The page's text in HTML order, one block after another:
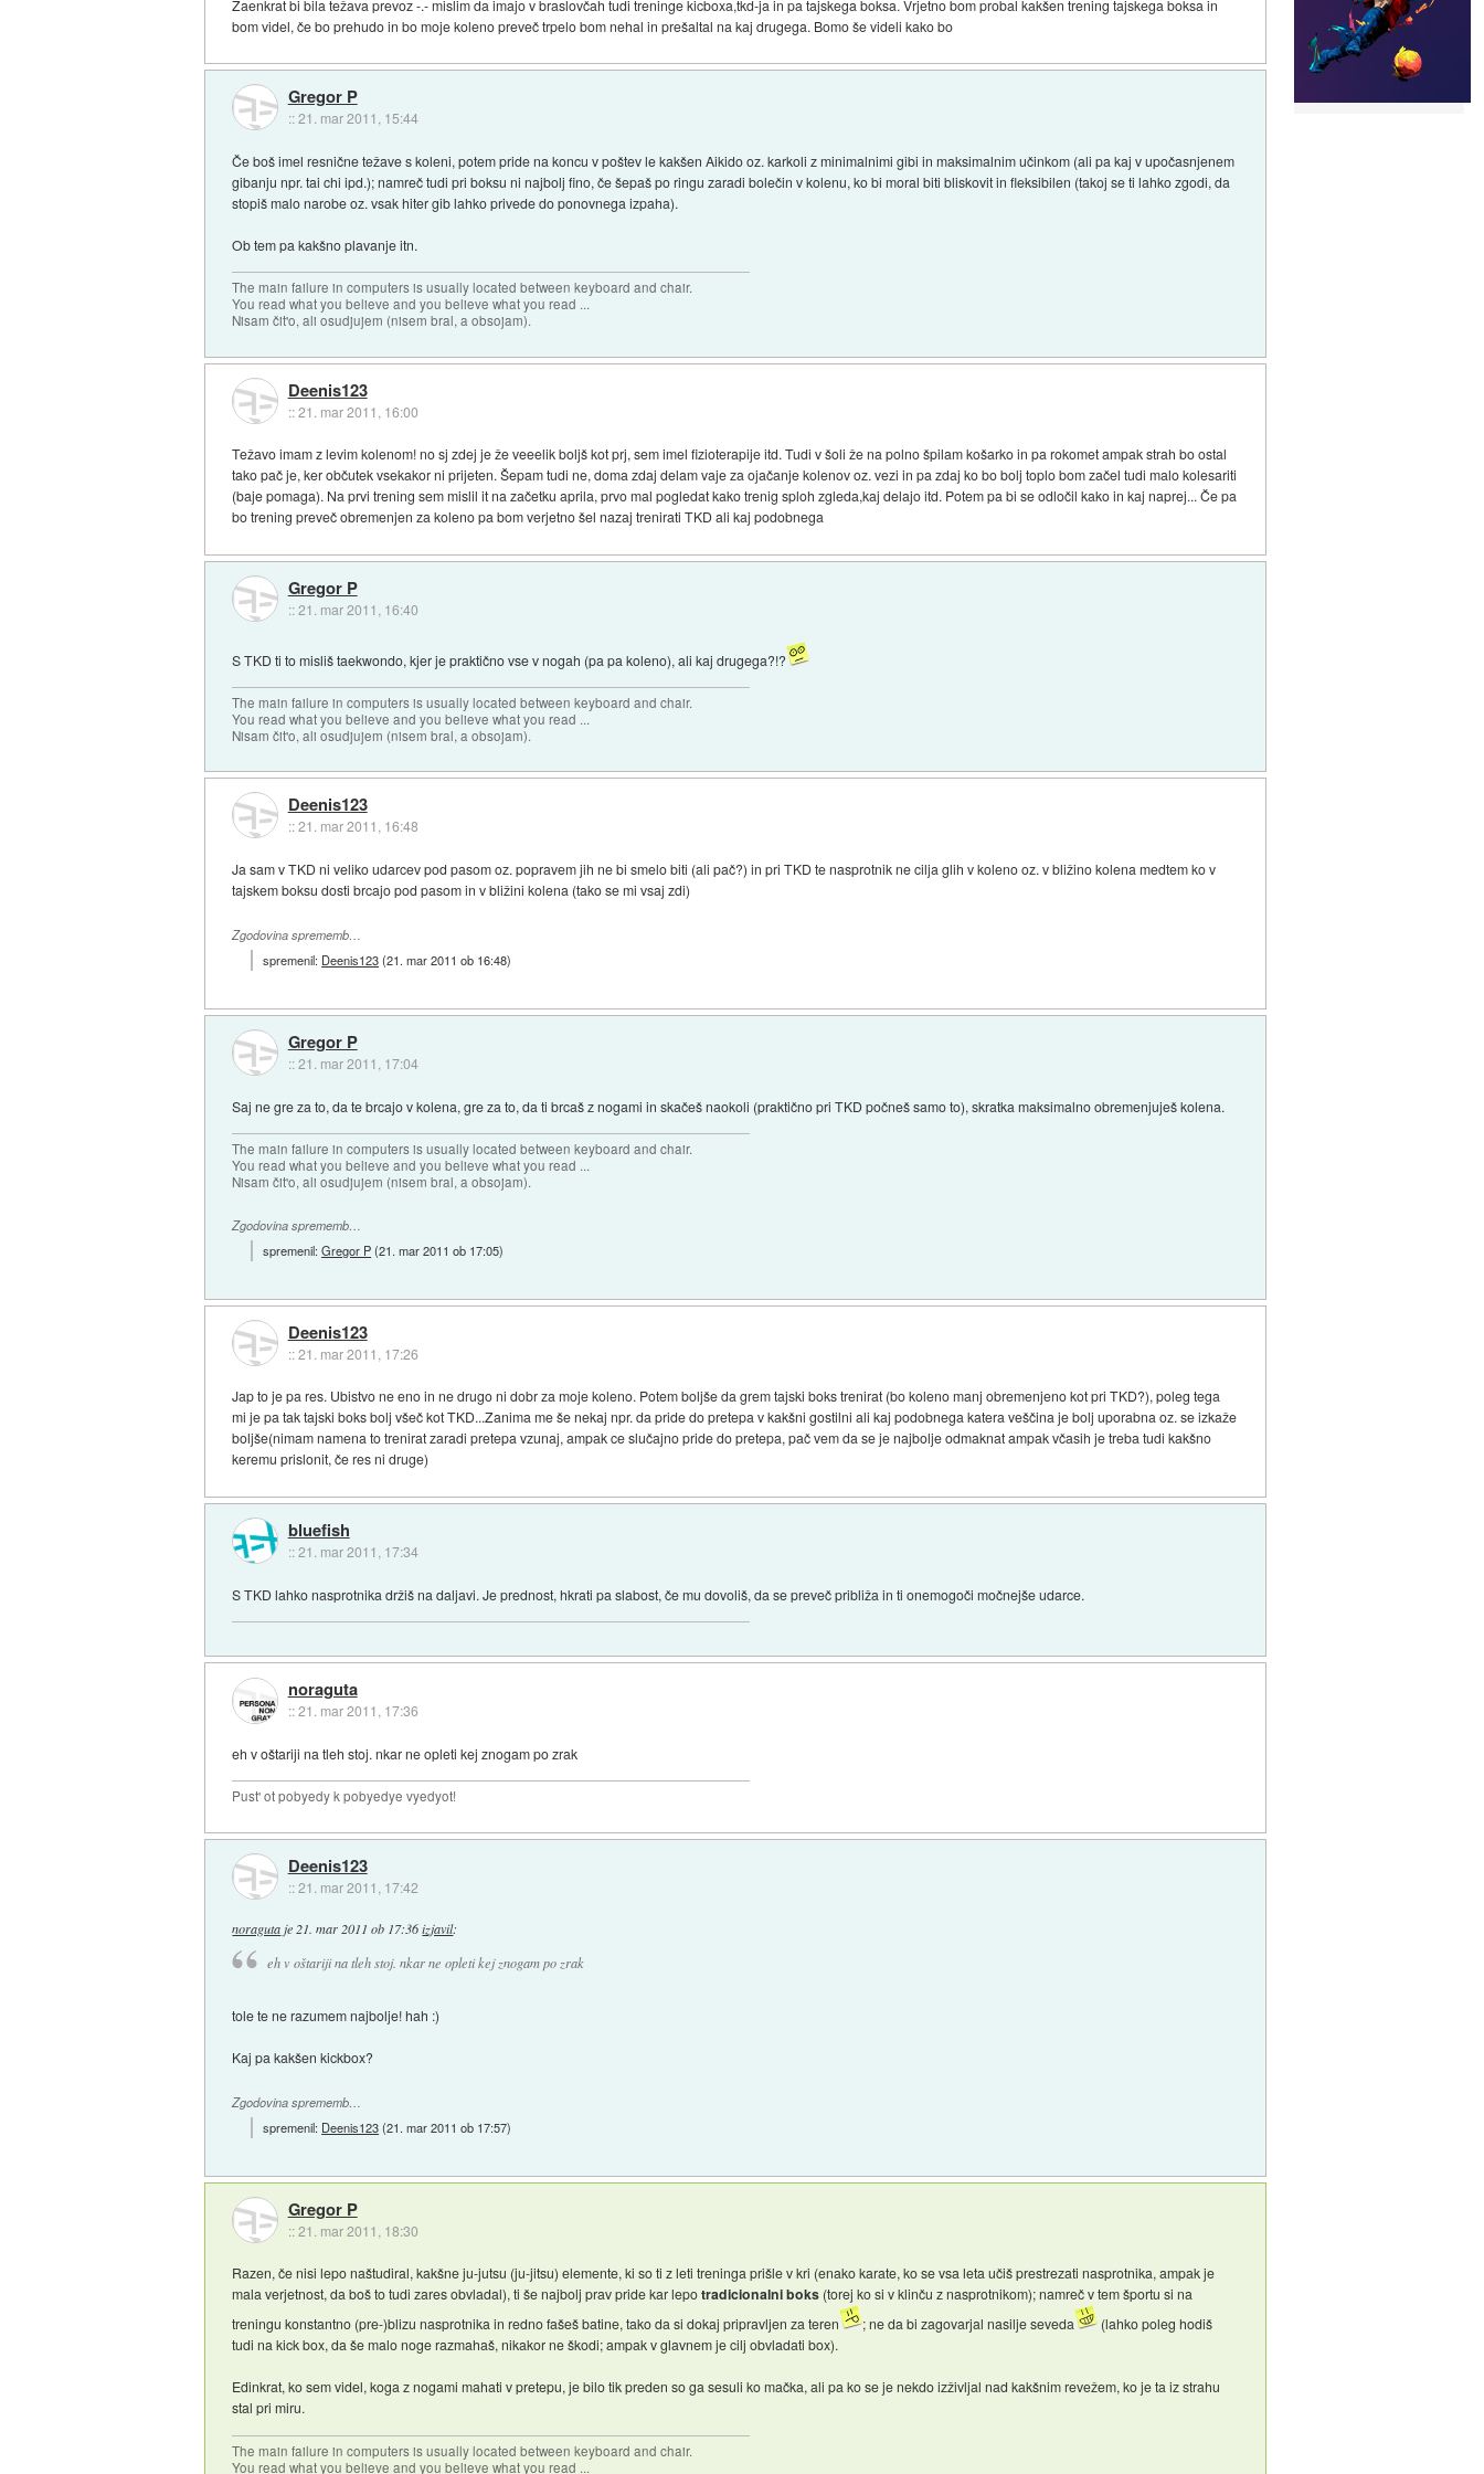
Zaenkrat bi bila težava prevoz -.- mislim da imajo v braslovčah tudi treninge kicboxa,tkd-ja in pa tajskega boksa. Vrjetno bom probal kakšen trening tajskega boksa in
bom videl, če bo prehudo in bo moje koleno preveč trpelo bom nehal in prešaltal na kaj drugega. Bomo še videli kako bo
Gregor P
::21. mar 2011, 15:44
Če boš imel resnične težave s koleni, potem pride na koncu v poštev le kakšen Aikido oz. karkoli z minimalnimi gibi in maksimalnim učinkom (ali pa kaj v upočasnjenem
gibanju npr. tai chi ipd.); namreč tudi pri boksu ni najbolj fino, če šepaš po ringu zaradi bolečin v kolenu, ko bi moral biti bliskovit in fleksibilen (takoj se ti lahko zgodi, da
stopiš malo narobe oz. vsak hiter gib lahko privede do ponovnega izpaha).
Ob tem pa kakšno plavanje itn.
The main failure in computers is usually located between keyboard and chair.
You read what you believe and you believe what you read ...
Nisam čit'o, ali osudjujem (nisem bral, a obsojam).
Deenis123
::21. mar 2011, 16:00
Težavo imam z levim kolenom! no sj zdej je že veeelik boljš kot prj, sem imel fizioterapije itd. Tudi v šoli že na polno špilam košarko in pa rokomet ampak strah bo ostal
tako pač je, ker občutek vsekakor ni prijeten. Šepam tudi ne, doma zdaj delam vaje za ojačanje kolenov oz. vezi in pa zdaj ko bo bolj toplo bom začel tudi malo kolesariti
(baje pomaga). Na prvi trening sem mislil it na začetku aprila, prvo mal pogledat kako trenig sploh zgleda,kaj delajo itd. Potem pa bi se odločil kako in kaj naprej... Če pa
bo trening preveč obremenjen za koleno pa bom verjetno šel nazaj trenirati TKD ali kaj podobnega
Gregor P
::21. mar 2011, 16:40
S TKD ti to misliš taekwondo, kjer je praktično vse v nogah (pa pa koleno), ali kaj drugega?!?
The main failure in computers is usually located between keyboard and chair.
You read what you believe and you believe what you read ...
Nisam čit'o, ali osudjujem (nisem bral, a obsojam).
Deenis123
::21. mar 2011, 16:48
Ja sam v TKD ni veliko udarcev pod pasom oz. popravem jih ne bi smelo biti (ali pač?) in pri TKD te nasprotnik ne cilja glih v koleno oz. v bližino kolena medtem ko v
tajskem boksu dosti brcajo pod pasom in v bližini kolena (tako se mi vsaj zdi)
Zgodovina sprememb…
spremenil: Deenis123(21. mar 2011 ob 16:48)
Gregor P
::21. mar 2011, 17:04
Saj ne gre za to, da te brcajo v kolena, gre za to, da ti brcaš z nogami in skačeš naokoli (praktično pri TKD počneš samo to), skratka maksimalno obremenjuješ kolena.
The main failure in computers is usually located between keyboard and chair.
You read what you believe and you believe what you read ...
Nisam čit'o, ali osudjujem (nisem bral, a obsojam).
Zgodovina sprememb…
spremenil:Gregor P(21. mar 2011 ob 17:05)
Deenis123
::21. mar 2011, 17:26
Jap to je pa res. Ubistvo ne eno in ne drugo ni dobr za moje koleno. Potem boljše da grem tajski boks trenirat (bo koleno manj obremenjeno kot pri TKD?), poleg tega
mi je pa tak tajski boks bolj všeč kot TKD...Zanima me še nekaj npr. da pride do pretepa v kakšni gostilni ali kaj podobnega katera veščina je bolj uporabna oz. se izkaže
boljše(nimam namena to trenirat zaradi pretepa vzunaj, ampak ce slučajno pride do pretepa, pač vem da se je najbolje odmaknat ampak včasih je treba tudi kakšno
keremu prislonit, če res ni druge)
bluefish
::21. mar 2011, 17:34
S TKD lahko nasprotnika držiš na daljavi. Je prednost, hkrati pa slabost, če mu dovoliš, da se preveč približa in ti onemogoči močnejše udarce.
noraguta
::21. mar 2011, 17:36
eh v oštariji na tleh stoj. nkar ne opleti kej znogam po zrak
Pust' ot pobyedy k pobyedye vyedyot!
Deenis123
::21. mar 2011, 17:42
noragutaje21. mar 2011 ob 17:36 izjavil:
eh v oštariji na tleh stoj. nkar ne opleti kej znogam po zrak
tole te ne razumem najbolje! hah :)
Kaj pa kakšen kickbox?
Zgodovina sprememb…
spremenil: Deenis123(21. mar 2011 ob 17:57)
Gregor P
::21. mar 2011, 18:30
Razen, če nisi lepo naštudiral, kakšne ju-jutsu (ju-jitsu) elemente, ki so ti z leti treninga prišle v kri (enako karate, ko se vsa leta učiš prestrezati nasprotnika, ampak je
mala verjetnost, da boš to tudi zares obvladal), ti še najbolj prav pride kar lepotradicionalni boks (torej ko si v klinču z nasprotnikom); namreč v tem športu si na
treningu konstantno (pre-)blizu nasprotnika in redno fašeš batine, tako da si dokaj pripravljen za teren
; ne da bi zagovarjal nasilje seveda
(lahko poleg hodiš
tudi na kick box, da še malo noge razmahaš, nikakor ne škodi; ampak v glavnem je cilj obvladati box).
Edinkrat, ko sem videl, koga z nogami mahati v pretepu, je bilo tik preden so ga sesuli ko mačka, ali pa ko se je nekdo izživljal nad kakšnim revežem, ko je ta iz strahu
stal pri miru.
The main failure in computers is usually located between keyboard and chair.
You read what you believe and you believe what you read ...